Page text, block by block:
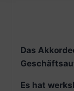
Das
Es hat